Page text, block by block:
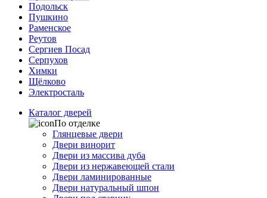
Подольск
Пушкино
Раменское
Реутов
Сергиев Посад
Серпухов
Химки
Щёлково
Электросталь
Каталог дверей
По отделке
Глянцевые двери
Двери винорит
Двери из массива дуба
Двери из нержавеющей стали
Двери ламинированные
Двери натуральный шпон